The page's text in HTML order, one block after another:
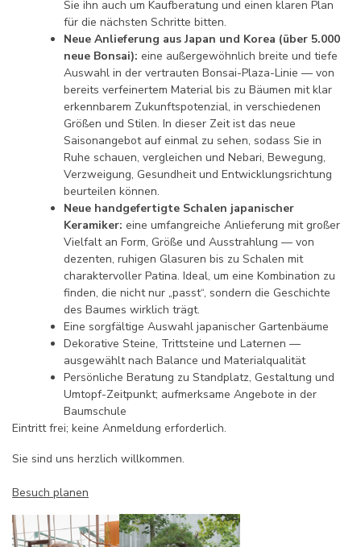
Sie ihn auch um Kaufberatung und einen klaren Plan
für die nächsten Schritte bitten.
Neue Anlieferung aus Japan und Korea (über 5.000
neue Bonsai): eine außergewöhnlich breite und tiefe
Auswahl in der vertrauten Bonsai-Plaza-Linie — von
bereits verfeinertem Material bis zu Bäumen mit klar
erkennbarem Zukunftspotenzial, in verschiedenen
Größen und Stilen. In dieser Zeit ist das neue
Saisonangebot auf einmal zu sehen, sodass Sie in
Ruhe schauen, vergleichen und Nebari, Bewegung,
Verzweigung, Gesundheit und Entwicklungsrichtung
beurteilen können.
Neue handgefertigte Schalen japanischer
Keramiker: eine umfangreiche Anlieferung mit großer
Vielfalt an Form, Größe und Ausstrahlung — von
dezenten, ruhigen Glasuren bis zu Schalen mit
charaktervoller Patina. Ideal, um eine Kombination zu
finden, die nicht nur „passt“, sondern die Geschichte
des Baumes wirklich trägt.
Eine sorgfältige Auswahl japanischer Gartenbäume
Dekorative Steine, Trittsteine und Laternen —
ausgewählt nach Balance und Materialqualität
Persönliche Beratung zu Standplatz, Gestaltung und
Umtopf-Zeitpunkt; aufmerksame Angebote in der
Baumschule
Eintritt frei; keine Anmeldung erforderlich.
Sie sind uns herzlich willkommen.
Besuch planen